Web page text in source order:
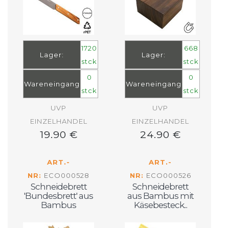
Lager:
1720
stck
Wareneingang
0
stck
UVP
EINZELHANDEL
19.90 €
Lager:
668
stck
Wareneingang
0
stck
UVP
EINZELHANDEL
24.90 €
ART.-
NR: ECO000528
Schneidebrett
'Bundesbrett' aus
Bambus
ART.-
NR: ECO000526
Schneidebrett
aus Bambus mit
Käsebesteck...